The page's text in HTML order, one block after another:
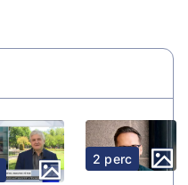
2 perc